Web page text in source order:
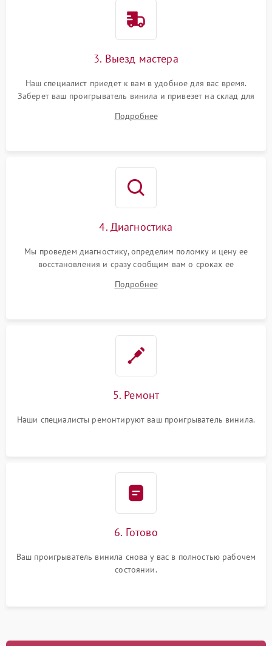
3. Выезд мастера
Наш специалист приедет к вам в удобное для вас время.
Заберет ваш проигрыватель винила и привезет на склад для
Подробнее
4. Диагностика
Мы проведем диагностику, определим поломку и цену ее
восстановления и сразу сообщим вам о сроках ее
Подробнее
5. Ремонт
Наши специалисты ремонтируют ваш проигрыватель винила.
6. Готово
Ваш проигрыватель винила снова у вас в полностью рабочем
состоянии.